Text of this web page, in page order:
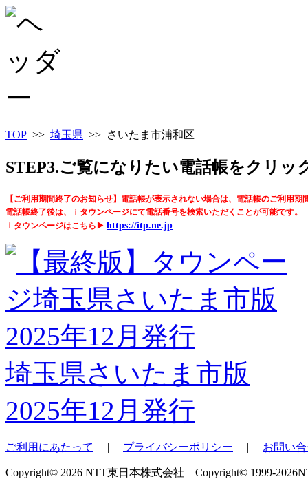
TOP >> 埼玉県 >> さいたま市浦和区
STEP3.ご覧になりたい電話帳をクリッ
【ご利用期間終了のお知らせ】電話帳が表示されない場合は、電話帳のご利用期
電話帳終了後は、ｉタウンページにて電話番号を検索いただくことが可能です。
ｉタウンページはこちら▶ https://itp.ne.jp
埼玉県さいたま市版
2025年12月発行
ご利用にあたって | プライバシーポリシー | お問い
Copyright© 2026 NTT東日本株式会社 Copyright© 1999-